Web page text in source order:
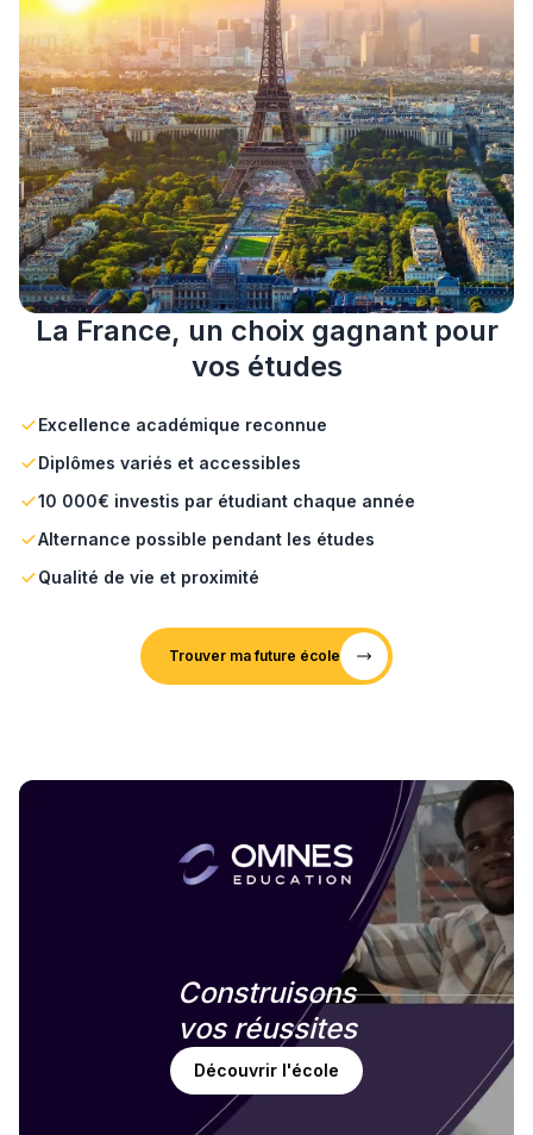
La France, un choix gagnant pour
vos études
Excellence académique reconnue
Diplômes variés et accessibles
10 000€ investis par étudiant chaque année
Alternance possible pendant les études
Qualité de vie et proximité
Trouver ma future école
Construisons
vos réussites
Découvrir l'école